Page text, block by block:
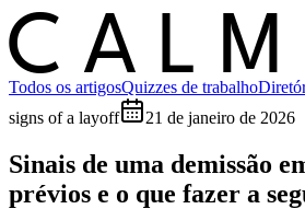
C ALM
Todos os artigosQuizzes de trabalho
signs of a layoff
21 de janeiro de 2026
Sinais de uma demissão
prévios e o que fazer a